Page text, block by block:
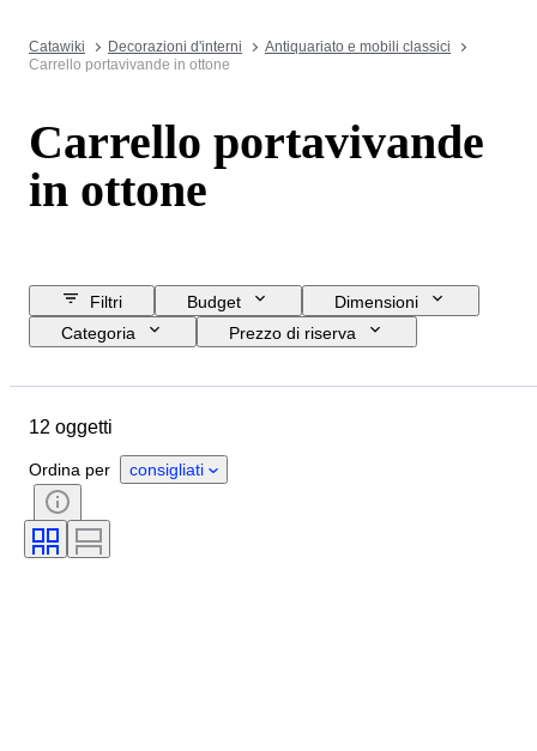
Catawiki Decorazioni d'interni
Antiquariato e mobili classici
Carrello portavivande in ottone
Carrello portavivande
in ottone
Filtri Budget
Dimensioni
Categoria
Prezzo di riserva
Materiale
Stile
Epoca
Creatore
12 oggetti
Ordina per consigliati